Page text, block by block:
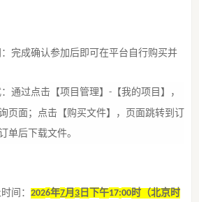
完成确认参加 后即可在平台自行购买并
通过点击【项目管理】 - 【我的项目】，
页面；点击【购买文件】，页面跳转到订
单后下载文件。
间 ： 2026年7月 3 日 下午17:00时（北京时